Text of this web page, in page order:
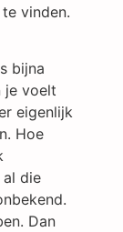
vinden.
bijna
je voelt
eigenlijk
Hoe
al die
Dan